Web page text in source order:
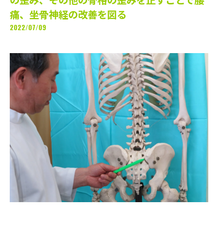
痛、坐骨神経の改善を図る
2022/07/09